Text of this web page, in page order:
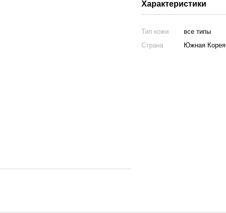
Характеристики
Тип кожи
все типы
Страна
Южная Корея